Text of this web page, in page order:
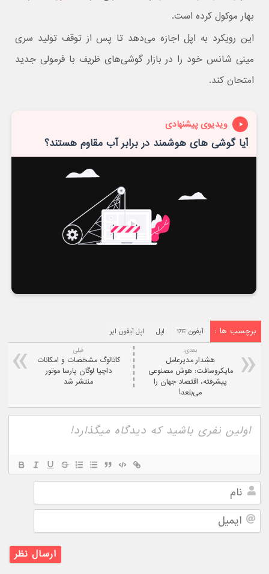
بهار موکول کرده است.
این رویکرد به اپل اجازه می‌دهد تا پس از توقف تولید سری
مینی شانس خود را در بازار گوشی‌های ظریف با فرمولی جدید
امتحان کند.
ویدیوی پیشنهادی
آیا گوشی های هوشمند در برابر آب مقاوم هستند؟
برچسب ها : آیفون 17E اپل اپل آیفون ایر
قبلی
کاتالوگ مشخصات و امکانات
داچیا لوگان پارسا موتور
منتشر شد
بعدی:
هشدار مدیرعامل
مایکروسافت: هوش مصنوعی
پیشرفته، اقتصاد جهان را
می‌بلعد!
ایمیل